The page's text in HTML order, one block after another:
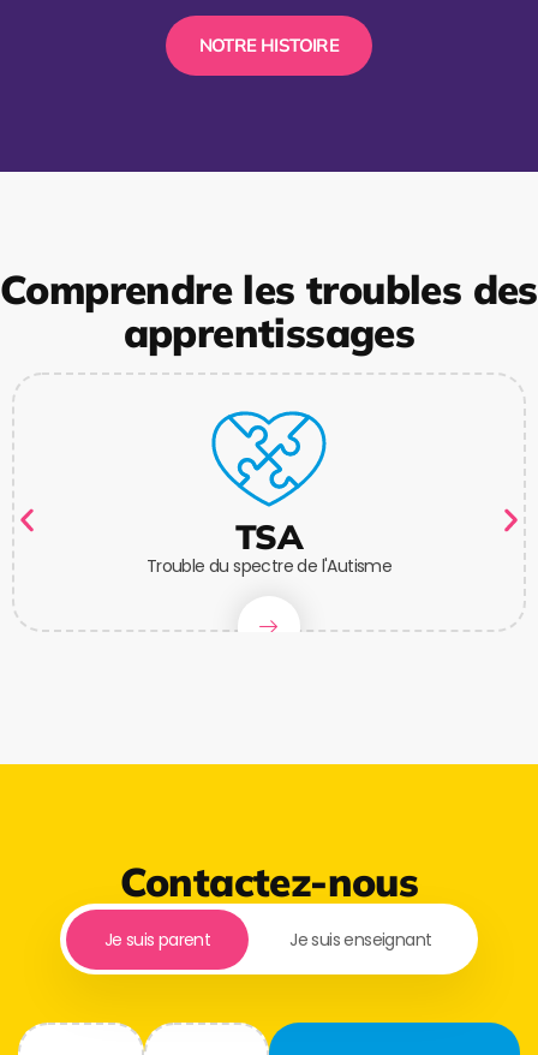
NOTRE HISTOIRE
Comprendre les troubles des
apprentissages
TSA
Trouble du spectre de l'Autisme
Contactez-nous
Je suis parent Je suis enseignant